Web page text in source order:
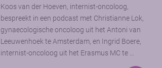
Koos van der Hoeven, internist-oncoloog,
bespreekt in een podcast met Christianne Lok,
gynaecologische oncoloog uit het Antoni van
Leeuwenhoek te Amsterdam, en Ingrid Boere,
internist-oncoloog uit het Erasmus MC te …